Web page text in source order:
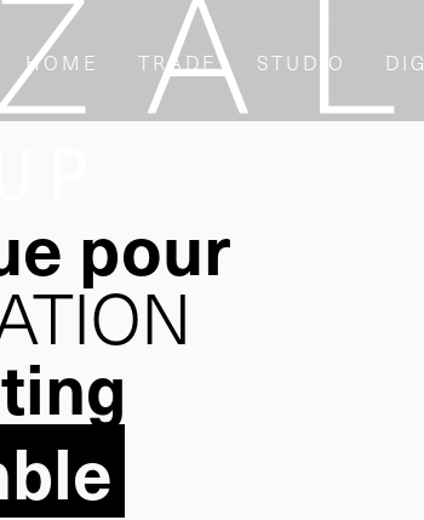
HOME TRADE STUDIO
pour